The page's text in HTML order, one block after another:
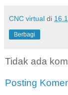
CNC virtual di
Berbagi
Tidak ada
Posting